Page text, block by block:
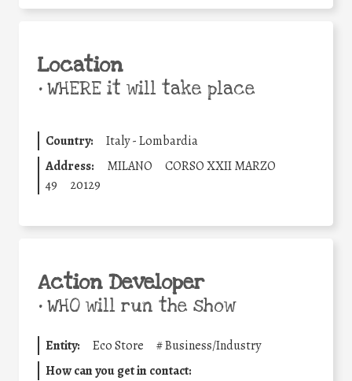
Location
•WHERE it will take place
Country:
Italy - Lombardia
Address:
MILANO
CORSO XXII MARZO
49
20129
Action Developer
•WHO will run the show
Entity: Eco Store #Business/Industry
How can you get in contact: